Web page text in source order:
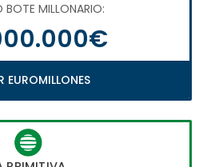
BOTE MILLONARIO:
EUROMILLONES